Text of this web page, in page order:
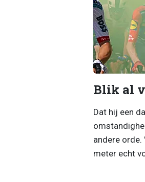
Blik al
Dat hij een
andere
meter echt